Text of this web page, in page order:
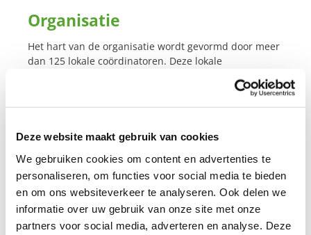
Deze website maakt gebruik van cookies
We gebruiken cookies om content en advertenties te
personaliseren, om functies voor social media te bieden
en om ons websiteverkeer te analyseren. Ook delen we
informatie over uw gebruik van onze site met onze
partners voor social media, adverteren en analyse. Deze
Organisatie
Het hart van de organisatie wordt gevormd door meer
dan 125 lokale coördinatoren. Deze lokale
coördinatoren, allen zzp’er, voeren de dienstverlening
van Buurtgezinnen in hun eigen gemeente uit. Zij zijn
er contactpersoon voor de gezinnen, verwijzers en de
coördinatoren worden in hun werk gefaciliteerd door
regioteams met voor ieder team als verbindende
schakel: een regiocoördinator. Interim directeur
Thomas Verhiel is eindverantwoordelijk voor
Buurtgezinnen. Hij legt eenmaal per kwartaal
verantwoording af aan de Raad van Toezicht.